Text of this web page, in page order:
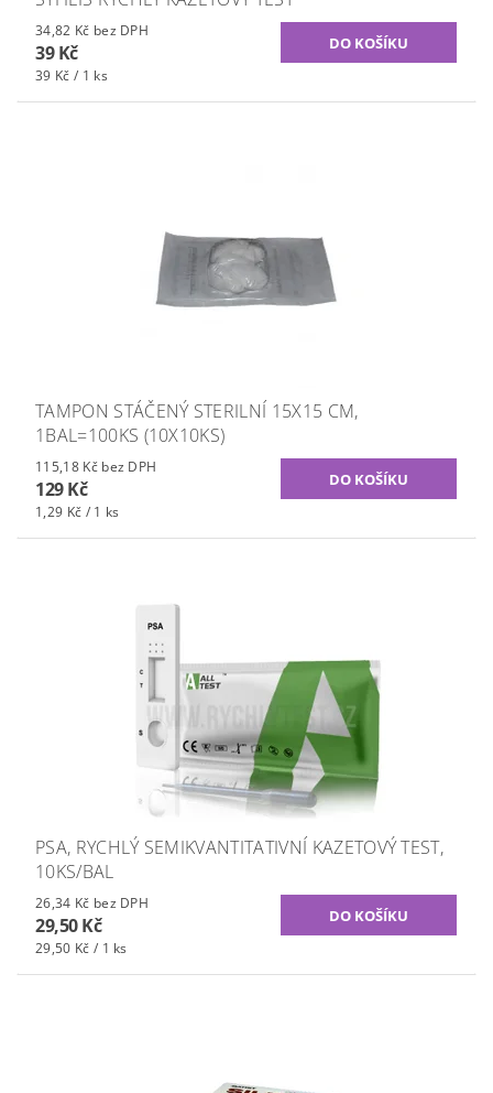
34,82 Kč bez DPH
39 Kč
39 Kč / 1 ks
TAMPON STÁČENÝ STERILNÍ 15X15 CM,
1BAL=100KS (10X10KS)
115,18 Kč bez DPH
129 Kč
1,29 Kč / 1 ks
PSA, RYCHLÝ SEMIKVANTITATIVNÍ KAZETOVÝ TEST,
10KS/BAL
26,34 Kč bez DPH
29,50 Kč
29,50 Kč / 1 ks